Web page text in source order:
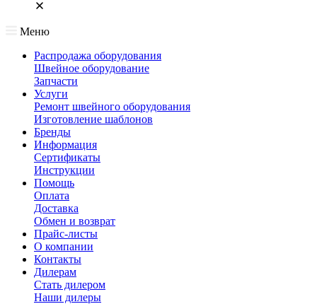
Меню
Распродажа оборудования
Швейное оборудование
Запчасти
Услуги
Ремонт швейного оборудования
Изготовление шаблонов
Бренды
Информация
Сертификаты
Инструкции
Помощь
Оплата
Доставка
Обмен и возврат
Прайс-листы
О компании
Контакты
Дилерам
Стать дилером
Наши дилеры